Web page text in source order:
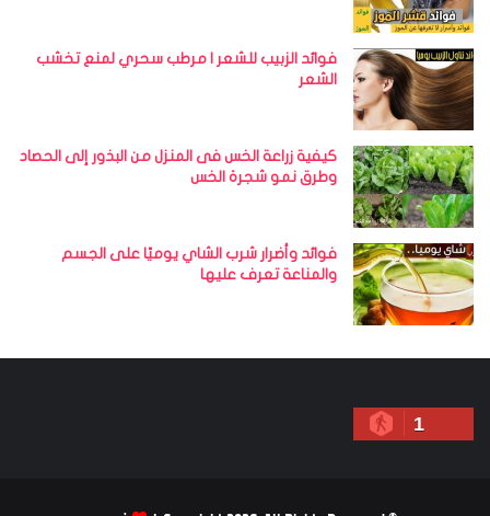
فوائد الزبيب للشعر | مرطب سحري لمنع تخشب
الشعر
كيفية زراعة الخس فى المنزل من البذور إلى الحصاد
وطرق نمو شجرة الخس
فوائد وأضرار شرب الشاي يوميًا على الجسم
والمناعة تعرف عليها
1